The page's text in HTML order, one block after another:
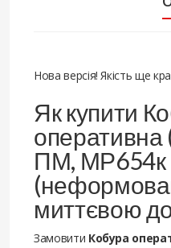
Нова версія! Якість ще
Як купити
оперативна
ПМ, МР654к
миттєвою
Замовити Кобура